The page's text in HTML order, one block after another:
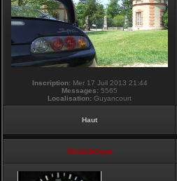
Inscription:Mer 17 Juil 2013 21:44
Messages: 5565
Localisation: Guyancourt
Haut
NikoLifeStyle